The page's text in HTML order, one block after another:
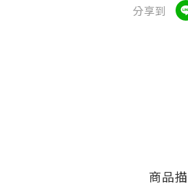
分享到
商品